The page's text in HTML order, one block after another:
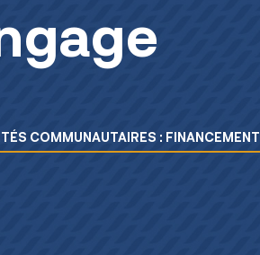
COMMUNAUTAIRES : FINANCEMENT